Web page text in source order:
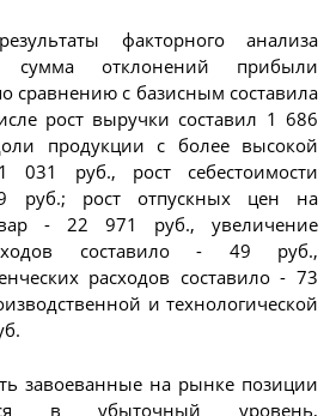
факторного анализа
отклонений прибыли
сравнению с базисным составила
рост выручки составил 1 686
продукции с более высокой
031 руб., рост себестоимости
руб.; рост отпускных цен на
- 22 971 руб., увеличение
составило - 49 руб.,
расходов составило - 73
и технологической
завоеванные на рынке позиции
в убыточный уровень,